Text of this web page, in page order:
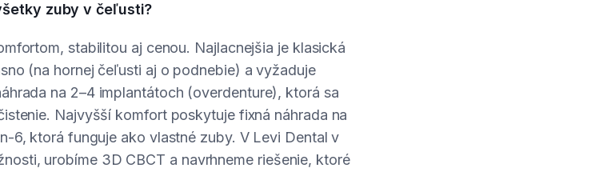
zuby v čeľusti?
stabilitou aj cenou. Najlacnejšia je klasická
(na hornej čeľusti aj o podnebie) a vyžaduje
na 2–4 implantátoch (overdenture), ktorá sa
Najvyšší komfort poskytuje fixná náhrada na
6, ktorá funguje ako vlastné zuby. V Levi Dental v
urobíme 3D CBCT a navrhneme riešenie, ktoré